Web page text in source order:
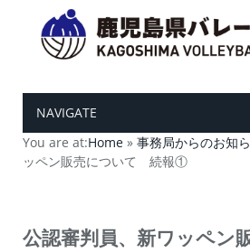
NAVIGATE
You are at:Home » 事務局からのお知
ッペン販売について 続報①
公認審判員、新ワッペン